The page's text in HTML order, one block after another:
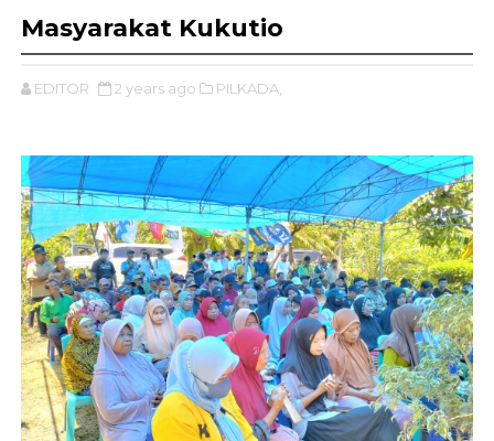
Masyarakat Kukutio
EDITOR 2 years ago PILKADA,